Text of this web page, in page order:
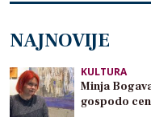
NAJNOVIJE
KULTURA
Minja
gospodo